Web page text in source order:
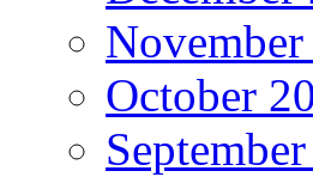
October